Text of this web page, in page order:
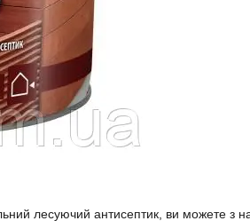
лесуючий антисептик, ви можете